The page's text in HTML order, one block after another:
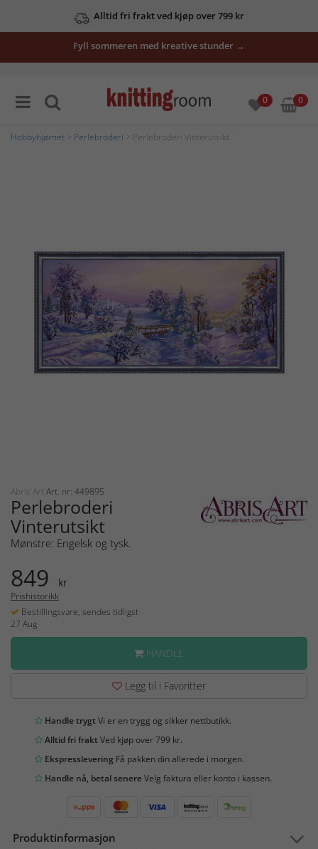
Alltid fri frakt ved kjøp over 799 kr
Fyll sommeren med kreative stunder →
0 0
Hobbyhjørnet Perlebroderi > Perlebroderi Vinterutsikt
Abris Art Art. nr: 449895
Perlebroderi
Vinterutsikt
Mønstre: Engelsk og tysk.
849 kr
Prishistorikk
Bestillingsvare, sendes tidligst
27 Aug
HANDLE
Legg til i Favoritter
Handle trygtVi er en trygg og sikker nettbutikk.
Alltid fri fraktVed kjøp over 799 kr.
Ekspresslevering Få pakken din allerede i morgen.
Handle nå, betal senereVelg faktura eller konto i kassen.
Produktinformasjon